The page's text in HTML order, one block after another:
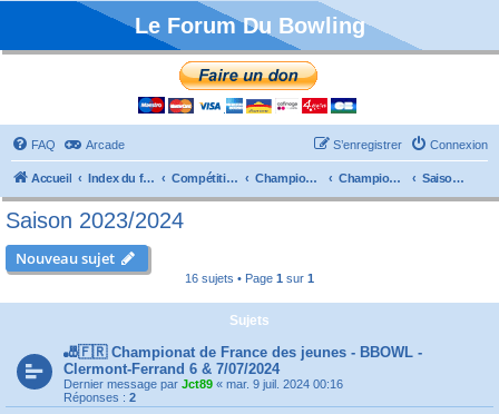
Le Forum Du Bowling
FAQ Arcade Connexion
S’enregistrer
Accueil Index du forum Compétitions Championnats de France Championnat Individuels Saison 2023/2024
Saison 2023/2024
Nouveau sujet
16 sujets • Page 1 sur 1
Sujets
🎳🇫🇷 Championat de France des jeunes - BBOWL -
Clermont-Ferrand 6 & 7/07/2024
Dernier message par Jct89 « mar. 9 juil. 2024 00:16
Réponses : 2